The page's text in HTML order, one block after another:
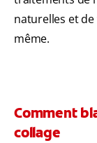
naturelles et de
même.
Comment
collage